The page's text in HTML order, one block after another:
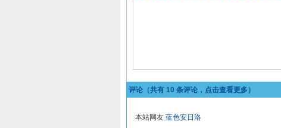
评论（共有 10 条评论，点击查看更多）
本站网友 蓝色安日洛